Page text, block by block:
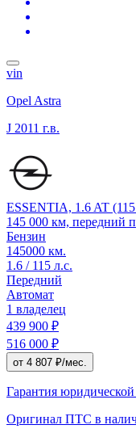
vin
Opel Astra
J 2011 г.в.
ESSENTIA, 1.6 AT (115
145 000 км, передний
Бензин
145000 км.
1.6 / 115 л.с.
Передний
Автомат
1 владелец
439 900 ₽
516 000 ₽
от 4 807 ₽/мес.
Гарантия
Оригинал ПТС в